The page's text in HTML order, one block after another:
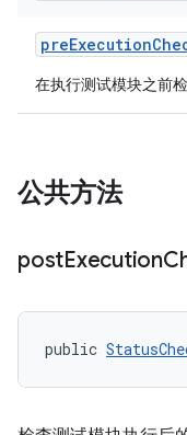
preExecution
在执行测试模块之前检
公共方法
postExecution
public